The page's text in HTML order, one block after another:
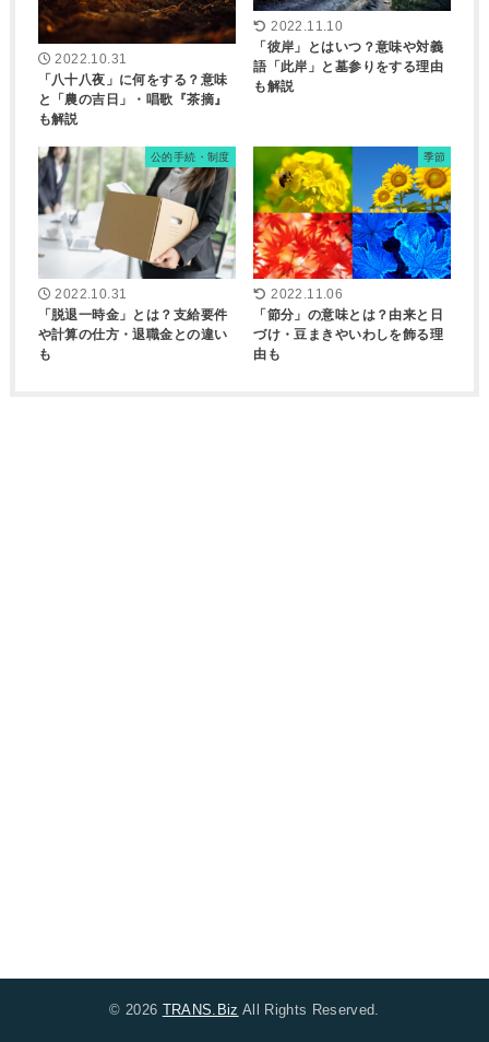
2022.10.31
「八十八夜」に何をする？意味
と「農の吉日」・唱歌『茶摘』
も解説
2022.11.10
「彼岸」とはいつ？意味や対義
語「此岸」と墓参りをする理由
も解説
公的手続・制度
2022.10.31
「脱退一時金」とは？支給要件
や計算の仕方・退職金との違い
も
季節
2022.11.06
「節分」の意味とは？由来と日
づけ・豆まきやいわしを飾る理
由も
© 2026 TRANS.Biz All Rights Reserved.